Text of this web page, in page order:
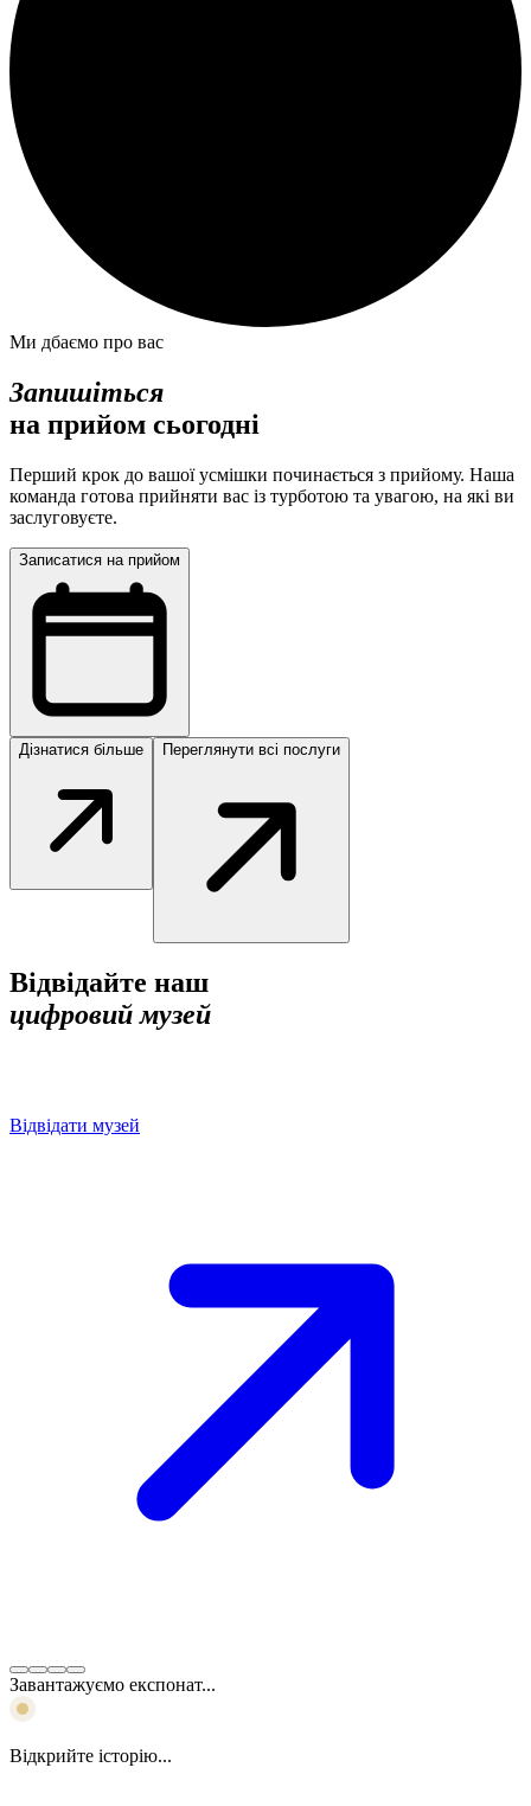
Ми дбаємо про вас
Запишіться
на прийом сьогодні
Перший крок до вашої усмішки починається з прийому. Наша
команда готова прийняти вас із турботою та увагою, на які ви
заслуговуєте.
Записатися на прийом
Дізнатися більше Переглянути всі послуги
Відвідайте наш
цифровий музей
Відвідати музей
Завантажуємо експонат...
Відкрийте історію...